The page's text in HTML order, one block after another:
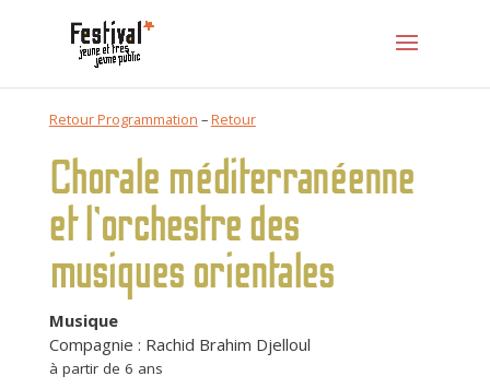
Retour Programmation –Retour
Chorale méditerranéenne
et l’orchestre des
musiques orientales
Musique
Compagnie : Rachid Brahim Djelloul
à partir de 6 ans